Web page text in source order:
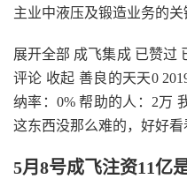
主业中液压及锻造业务的关
展开全部 成飞集成 已赞过
评论 收起 善良的天天0
纳率：0% 帮助的人：2万
这东西没那么难的，好好看
5月8号成飞注资11亿